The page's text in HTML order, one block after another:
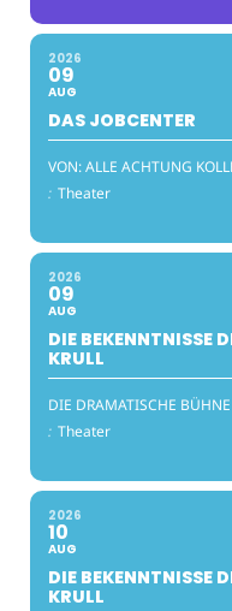
2026
09
AUG
DAS JOBCENTER
VON: ALLE ACHTUNG
: Theater
2026
09
AUG
DIE BEKENNTNISSE
KRULL
DIE DRAMATISCHE BÜHNE
: Theater
2026
10
AUG
DIE BEKENNTNISSE
KRULL